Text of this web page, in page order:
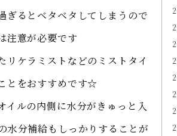
ぎるとベタベタしてしまうので
注意が必要です
リケラミストなどのミストタイ
とをおすすめです☆
イルの内側に水分がきゅっと入
水分補給もしっかりすることが